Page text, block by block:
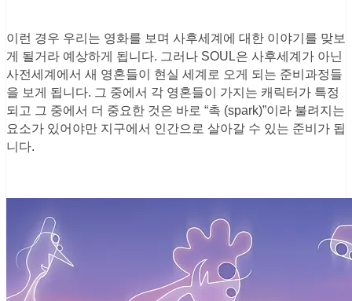
이런 경우 우리는 영화를 보며 사후세계에 대한 이야기를 맞보
게 될거라 예상하게 됩니다. 그러나 SOUL은 사후세계가 아닌
사전세계에서 새 영혼들이 현실 세계로 오게 되는 준비과정들
을 보게 됩니다. 그 중에서 각 영혼들이 가지는 캐릭터가 특정
되고 그 중에서 더 중요한 것은 바로 “촉 (spark)”이라 불려지는
요소가 있어야만 지구에서 인간으로 살아갈 수 있는 준비가 됩
니다.